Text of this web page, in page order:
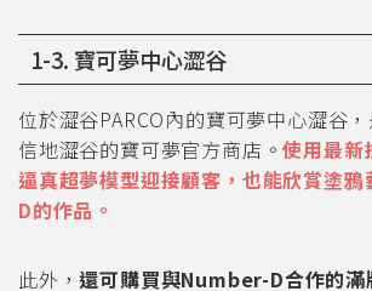
1-3. 寶可夢中心澀谷
位於澀谷PARCO內的寶可夢中心澀谷
信地澀谷的寶可夢官方商店。使用最新
逼真超夢模型迎接顧客，也能欣賞塗
D的作品。
此外，還可購買與Number-D合作的滿